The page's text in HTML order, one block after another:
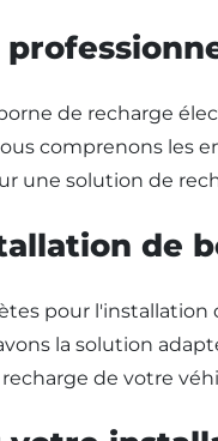
de recharge
comprenons les
une solution de
de
pour
la solution
de votre